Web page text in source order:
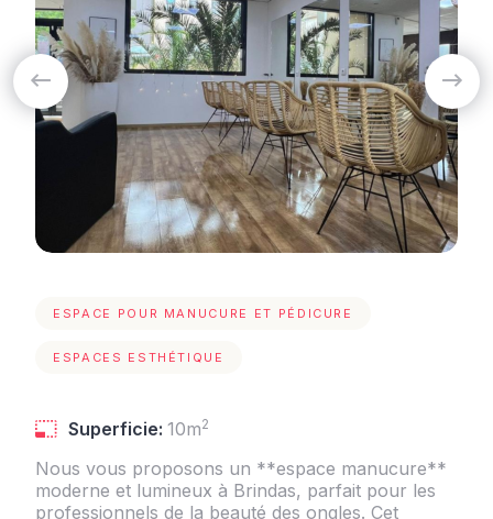
ESPACE POUR MANUCURE ET PÉDICURE
ESPACES ESTHÉTIQUE
Superficie: 10m2
Nous vous proposons un **espace manucure**
moderne et lumineux à Brindas, parfait pour les
professionnels de la beauté des ongles. Cet